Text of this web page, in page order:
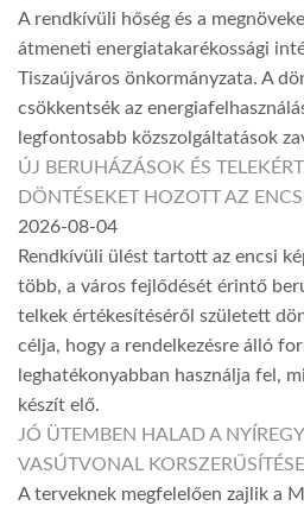
A rendkívüli hőség és a
átmeneti energiatakarékossági
Tiszaújváros önkormányzata. A
csökkentsék az
legfontosabb közszolgáltatások
ÚJ BERUHÁZÁSOK ÉS
DÖNTÉSEKET HOZOTT AZ
2026-08-04
Rendkívüli ülést tartott az encsi
több, a város fejlődését érintő
telkek értékesítéséről született
célja, hogy a rendelkezésre álló
leghatékonyabban használja fel,
készít elő.
JÓ ÜTEMBEN HALAD A
VASÚTVONAL KORSZERŰSÍTÉSE
A terveknek megfelelően zajlik a